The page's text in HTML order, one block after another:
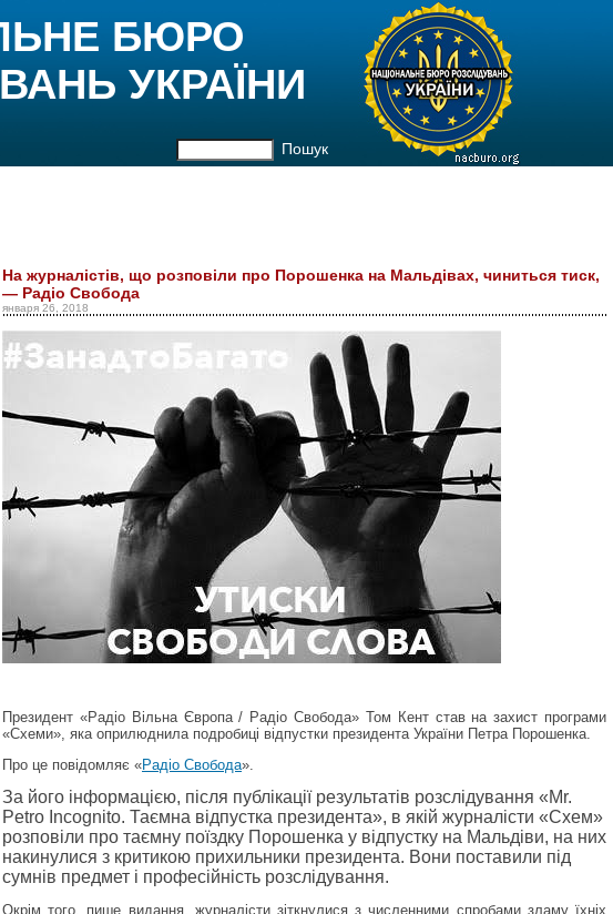
Пошук
БЮРО
УКРАЇНИ
На журналістів, що розповіли про Порошенка на Мальдівах, чиниться тиск,
— Радіо Свобода
января 26, 2018
Президент «Радіо Вільна Європа / Радіо Свобода» Том Кент став на захист програми
«Схеми», яка оприлюднила подробиці відпустки президента України Петра Порошенка.
Про це повідомляє «Радіо Свобода».
За його інформацією, після публікації результатів розслідування «Mr.
Petro Incognito. Таємна відпустка президента», в якій журналісти «Схем»
розповіли про таємну поїздку Порошенка у відпустку на Мальдіви, на них
накинулися з критикою прихильники президента. Вони поставили під
сумнів предмет і професійність розслідування.
Окрім того, пише видання, журналісти зіткнулися з численними спробами зламу їхніх